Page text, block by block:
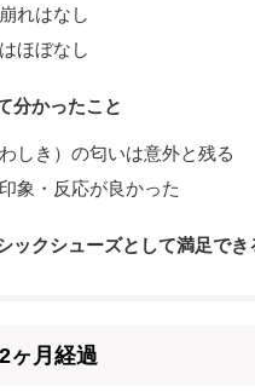
れはなし
ほぼなし
分かったこと
しき）の匂いは意外と残る
象・反応が良かった
ックシューズとして満足でき
ヶ月経過